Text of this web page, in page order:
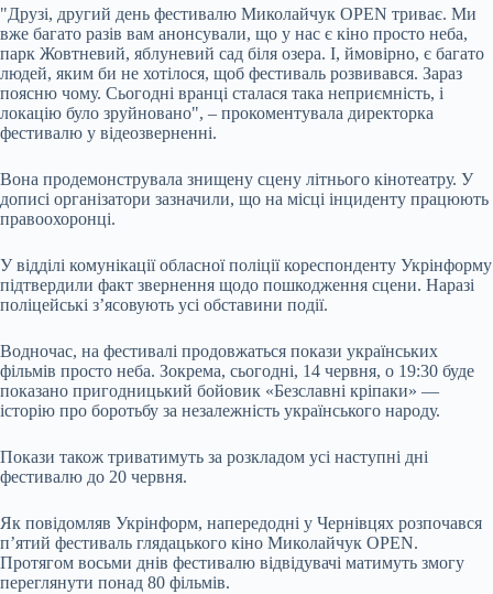
"Друзі, другий день фестивалю Миколайчук OPEN триває. Ми
вже багато разів вам анонсували, що у нас є кіно просто неба,
парк Жовтневий, яблуневий сад біля озера. І, ймовірно, є багато
людей, яким би не хотілося, щоб фестиваль розвивався. Зараз
поясню чому. Сьогодні вранці сталася така неприємність, і
локацію було зруйновано", – прокоментувала директорка
фестивалю у відеозверненні.
Вона продемонструвала знищену сцену літнього кінотеатру. У
дописі організатори зазначили, що на місці інциденту працюють
правоохоронці.
У відділі комунікації обласної поліції кореспонденту Укрінформу
підтвердили факт звернення щодо пошкодження сцени. Наразі
поліцейські з’ясовують усі обставини події.
Водночас, на фестивалі продовжаться покази українських
фільмів просто неба. Зокрема, сьогодні, 14 червня, о 19:30 буде
показано пригодницький бойовик «Безславні кріпаки» —
історію про боротьбу за незалежність українського народу.
Покази також триватимуть за розкладом усі наступні дні
фестивалю до 20 червня.
Як повідомляв Укрінформ, напередодні у Чернівцях розпочався
п’ятий фестиваль глядацького кіно Миколайчук OPEN.
Протягом восьми днів фестивалю відвідувачі матимуть змогу
переглянути понад 80 фільмів.